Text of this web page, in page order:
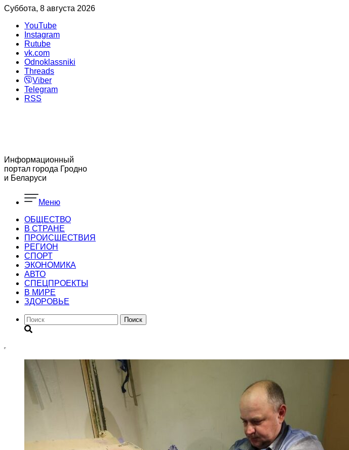
Суббота, 8 августа 2026
YouTube
Instagram
Rutube
vk.com
Odnoklassniki
Threads
Viber
Telegram
RSS
Информационный
портал города Гродно
и Беларуси
Меню
ОБЩЕСТВО
В СТРАНЕ
ПРОИСШЕСТВИЯ
РЕГИОН
CПОРТ
ЭКОНОМИКА
АВТО
СПЕЦПРОЕКТЫ
В МИРЕ
ЗДОРОВЬЕ
Поиск